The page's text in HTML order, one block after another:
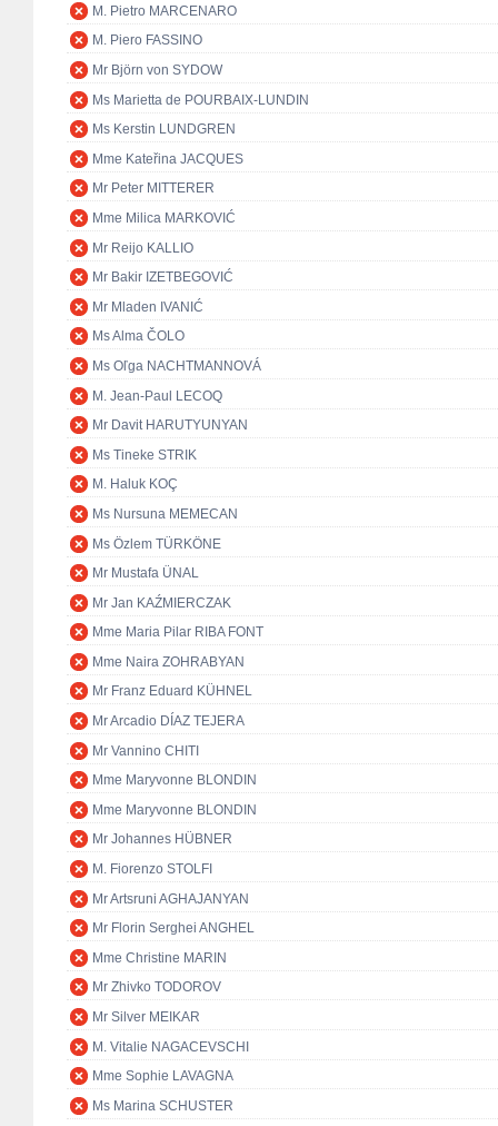
M. Pietro MARCENARO
M. Piero FASSINO
Mr Björn von SYDOW
Ms Marietta de POURBAIX-LUNDIN
Ms Kerstin LUNDGREN
Mme Kateřina JACQUES
Mr Peter MITTERER
Mme Milica MARKOVIĆ
Mr Reijo KALLIO
Mr Bakir IZETBEGOVIĆ
Mr Mladen IVANIĆ
Ms Alma ČOLO
Ms Oľga NACHTMANNOVÁ
M. Jean-Paul LECOQ
Mr Davit HARUTYUNYAN
Ms Tineke STRIK
M. Haluk KOÇ
Ms Nursuna MEMECAN
Ms Özlem TÜRKÖNE
Mr Mustafa ÜNAL
Mr Jan KAŹMIERCZAK
Mme Maria Pilar RIBA FONT
Mme Naira ZOHRABYAN
Mr Franz Eduard KÜHNEL
Mr Arcadio DÍAZ TEJERA
Mr Vannino CHITI
Mme Maryvonne BLONDIN
Mme Maryvonne BLONDIN
Mr Johannes HÜBNER
M. Fiorenzo STOLFI
Mr Artsruni AGHAJANYAN
Mr Florin Serghei ANGHEL
Mme Christine MARIN
Mr Zhivko TODOROV
Mr Silver MEIKAR
M. Vitalie NAGACEVSCHI
Mme Sophie LAVAGNA
Ms Marina SCHUSTER